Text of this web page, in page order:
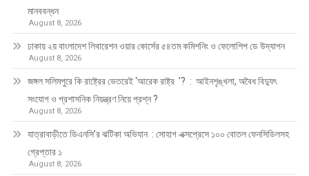
মানববন্ধন
August 8, 2026
ঢাকায় ২য় বাংলাদেশ লিবারেশন ওয়ার কোর্সের ৫৪তম কমিশনিং ও ফেলোশিপ ডে উদ্‌যাপন
August 8, 2026
জঙ্গল সলিমপুরে কি রাষ্ট্রের ভেতরেই ‘আরেক রাষ্ট্র ’? : আইনশৃঙ্খলা, অবৈধ বিদ্যুৎ
সংযোগ ও প্রশাসনিক নিয়ন্ত্রণ নিয়ে প্রশ্ন ?
August 8, 2026
যাত্রাবাড়ীতে ডিএনসি’র ঝটিকা অভিযান : সোহাগ এক্সপ্রেসে ১০০ বোতল ফেনসিডিলসহ
গ্রেপ্তার ১
August 8, 2026